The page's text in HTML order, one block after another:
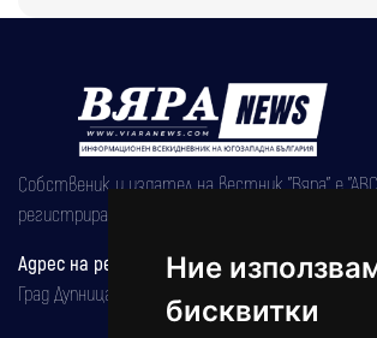
Ние
бисквитки
Собственик и издател на вестник "Вяра" е
регистрирана на 08.05.2002 година.
Адрес на редакцията
Град Дупница, ул.''Христо Ботев" 43